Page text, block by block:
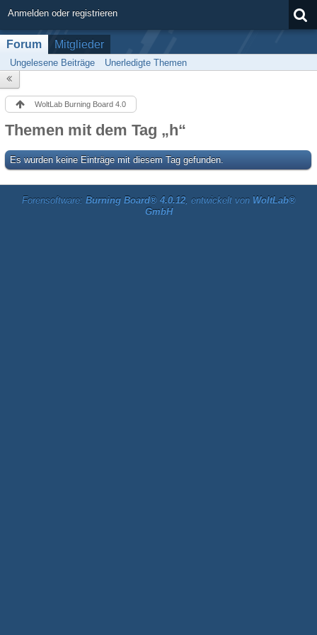
Anmelden oder registrieren
Forum Mitglieder
Ungelesene Beiträge Unerledigte Themen
WoltLab Burning Board 4.0
Themen mit dem Tag „h“
Es wurden keine Einträge mit diesem Tag gefunden.
Forensoftware: Burning Board® 4.0.12, entwickelt von WoltLab®
GmbH